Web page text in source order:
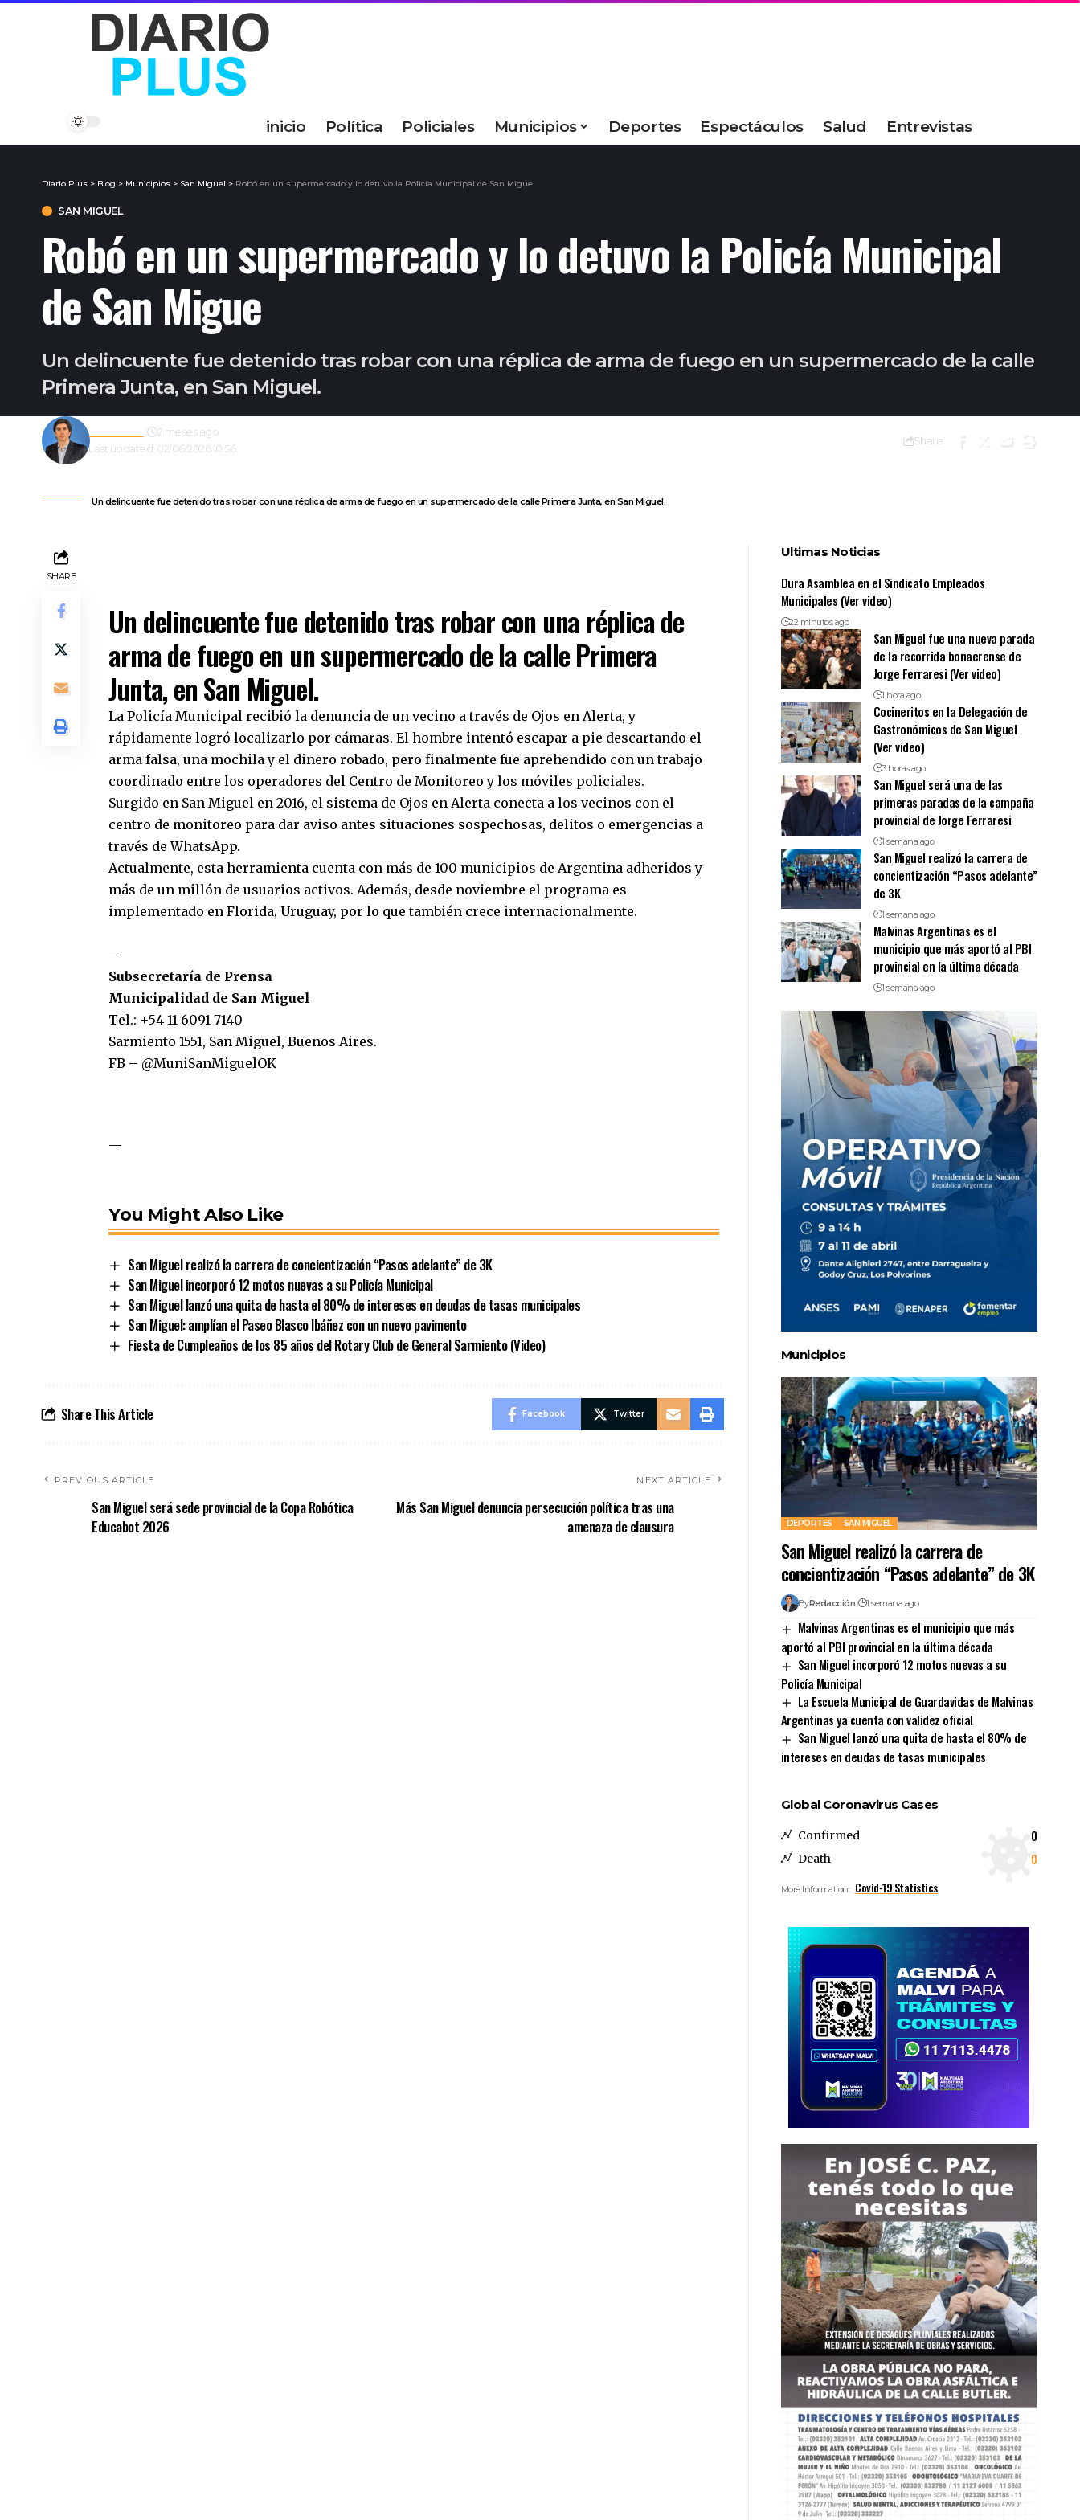
inicio Política Policiales Municipios Deportes Espectáculos Salud Entrevistas
Diario Plus > Blog > Municipios > San Miguel > Robó en un supermercado y lo detuvo la Policía Municipal de San Migue
SAN MIGUEL
Robó en un supermercado y lo detuvo la Policía Municipal
de San Migue
Un delincuente fue detenido tras robar con una réplica de arma de fuego en un supermercado de la calle
Primera Junta, en San Miguel.
Last updated: 02/06/2026 10:56
Redacción 2 meses ago
Share
Un delincuente fue detenido tras robar con una réplica de arma de fuego en un supermercado de la calle Primera Junta, en San Miguel.
SHARE
Un delincuente fue detenido tras robar con una réplica de
arma de fuego en un supermercado de la calle Primera
Junta, en San Miguel.
La Policía Municipal recibió la denuncia de un vecino a través de Ojos en Alerta, y
rápidamente logró localizarlo por cámaras. El hombre intentó escapar a pie descartando el
arma falsa, una mochila y el dinero robado, pero finalmente fue aprehendido con un trabajo
coordinado entre los operadores del Centro de Monitoreo y los móviles policiales.
Surgido en San Miguel en 2016, el sistema de Ojos en Alerta conecta a los vecinos con el
centro de monitoreo para dar aviso antes situaciones sospechosas, delitos o emergencias a
través de WhatsApp.
Actualmente, esta herramienta cuenta con más de 100 municipios de Argentina adheridos y
más de un millón de usuarios activos. Además, desde noviembre el programa es
implementado en Florida, Uruguay, por lo que también crece internacionalmente.
—
Subsecretaría de Prensa
Municipalidad de San Miguel
Tel.: +54 11 6091 7140
Sarmiento 1551, San Miguel, Buenos Aires.
FB – @MuniSanMiguelOK
—
You Might Also Like
San Miguel realizó la carrera de concientización “Pasos adelante” de 3K
San Miguel incorporó 12 motos nuevas a su Policía Municipal
San Miguel lanzó una quita de hasta el 80% de intereses en deudas de tasas municipales
San Miguel: amplían el Paseo Blasco Ibáñez con un nuevo pavimento
Fiesta de Cumpleaños de los 85 años del Rotary Club de General Sarmiento (Video)
Share This Article Facebook Twitter
PREVIOUS ARTICLE
San Miguel será sede provincial de la Copa Robótica
Educabot 2026
NEXT ARTICLE
Más San Miguel denuncia persecución política tras una
amenaza de clausura
Ultimas Noticias
Dura Asamblea en el Sindicato Empleados
Municipales (Ver video)
22 minutos ago
San Miguel fue una nueva parada
de la recorrida bonaerense de
Jorge Ferraresi (Ver video)
1 hora ago
Cocineritos en la Delegación de
Gastronómicos de San Miguel
(Ver video)
3 horas ago
San Miguel será una de las
primeras paradas de la campaña
provincial de Jorge Ferraresi
1 semana ago
San Miguel realizó la carrera de
concientización “Pasos adelante”
de 3K
1 semana ago
Malvinas Argentinas es el
municipio que más aportó al PBI
provincial en la última década
1 semana ago
Municipios
DEPORTES SAN MIGUEL
San Miguel realizó la carrera de
concientización “Pasos adelante” de 3K
ByRedacción 1 semana ago
Malvinas Argentinas es el municipio que más
aportó al PBI provincial en la última década
San Miguel incorporó 12 motos nuevas a su
Policía Municipal
La Escuela Municipal de Guardavidas de Malvinas
Argentinas ya cuenta con validez oficial
San Miguel lanzó una quita de hasta el 80% de
intereses en deudas de tasas municipales
Global Coronavirus Cases
Confirmed 0
Death 0
More Information: Covid-19 Statistics